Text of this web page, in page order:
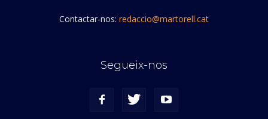
Contactar-nos: redaccio@martorell.cat
Segueix-nos